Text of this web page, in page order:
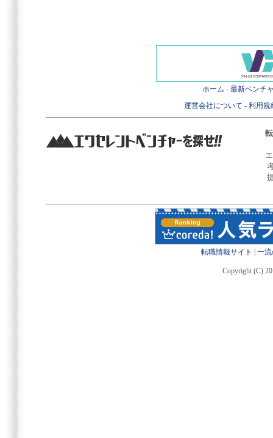
ホーム - 最新ベンチ
運営会社について - 利用規
転職情報サイト 一
Copyright (C)